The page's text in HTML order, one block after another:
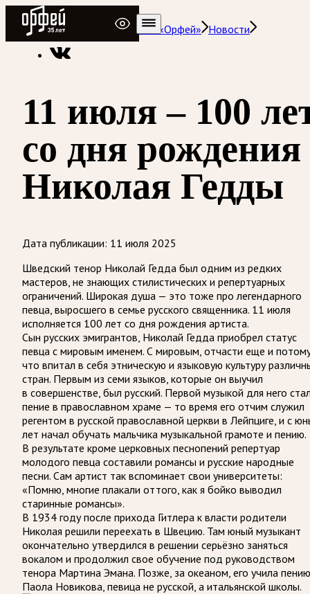
Радио Орфей
Радио классической музыки «Орфей» Новости
11 июля – 100
со дня рождения
Николая Гедды
Дата публикации: 11 июля 2025
Шведский тенор Николай Гедда был одним из редких
мастеров, не знающих стилистических и репертуарных
ограничений. Широкая душа — это тоже про легендарного
певца, выросшего в семье русского священника. 11 июля
исполняется 100 лет со дня рождения артиста.
Сын русских эмигрантов, Николай Гедда приобрел статус
певца с мировым именем. С мировым, отчасти еще и
что впитал в себя этническую и языковую культуру
стран. Первым из семи языков, которые он выучил
в совершенстве, был русский. Первой музыкой для него
пение в православном храме — то время его отчим служил
регентом в русской православной церкви в Лейпциге, и с
лет начал обучать мальчика музыкальной грамоте и пению.
В результате кроме церковных песнопений репертуар
молодого певца составили романсы и русские народные
песни. Сам артист так вспоминает свои университеты:
«Помню, многие плакали оттого, как я бойко выводил
старинные романсы».
В 1934 году после прихода Гитлера к власти родители
Николая решили переехать в Швецию. Там юный музыкант
окончательно утвердился в решении серьёзно заняться
вокалом и продолжил свое обучение под руководством
тенора Мартина Эмана. Позже, за океаном, его учила пению
Паола Новикова, певица не русской, а итальянской школы.